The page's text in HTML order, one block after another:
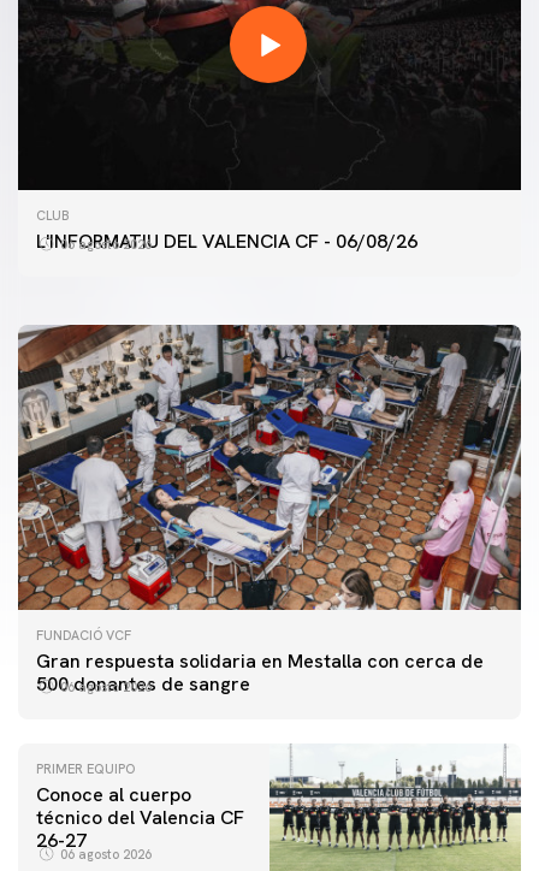
CLUB
L'INFORMATIU DEL VALENCIA CF - 06/08/26
06 agosto 2026
PRIMER EQUIPO
ENTRENAMIENTO DEL VALENCIA CF 6/8/2026
FUNDACIÓ VCF
Gran respuesta solidaria en Mestalla con cerca de
500 donantes de sangre
06 agosto 2026
PRIMER EQUIPO
Conoce al cuerpo
técnico del Valencia CF
26-27
06 agosto 2026